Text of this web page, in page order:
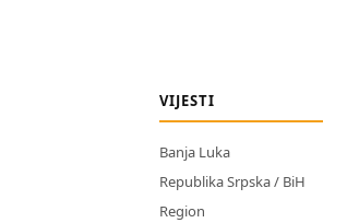
VIJESTI
Banja Luka
Republika Srpska / BiH
Region